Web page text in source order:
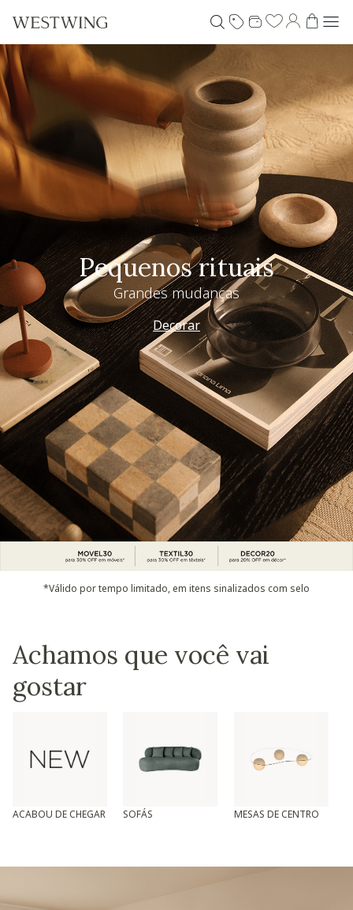
Pequenos rituais
Grandes mudanças
Decorar
*Válido por tempo limitado, em itens sinalizados com selo
Achamos que você vai
gostar
ACABOU DE CHEGAR SOFÁS MESAS DE CENTRO